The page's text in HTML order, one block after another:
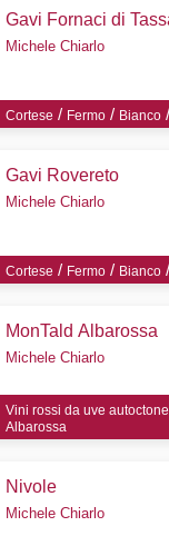
Gavi Fornaci di
Michele Chiarlo
Cortese / Fermo / Bianco
Gavi Rovereto
Michele Chiarlo
Cortese / Fermo / Bianco
MonTald Albarossa
Michele Chiarlo
Vini rossi da uve autoctone
Albarossa
Nivole
Michele Chiarlo